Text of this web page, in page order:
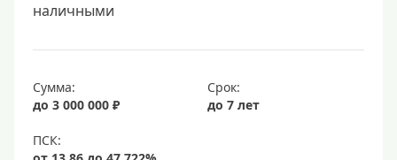
наличными
Сумма:
до 3 000 000 ₽
Срок:
до 7 лет